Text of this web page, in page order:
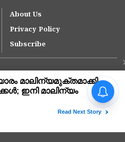
About Us
Privacy Policy
Subscribe